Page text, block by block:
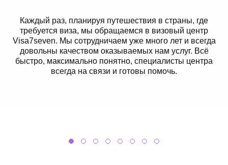
Каждый раз, планируя путешествия в страны, где
требуется виза, мы обращаемся в визовый центр
Visa7seven. Мы сотрудничаем уже много лет и всегда
довольны качеством оказываемых нам услуг. Всё
быстро, максимально понятно, специалисты центра
всегда на связи и готовы помочь.